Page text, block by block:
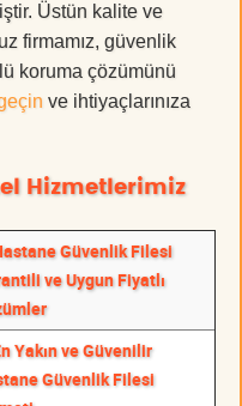
Üstün kalite ve
firmamız, güvenlik
koruma çözümünü
ve ihtiyaçlarınıza
Hizmetlerimiz
Güvenlik Filesi
ve Uygun Fiyatlı
Yakın ve Güvenilir
Güvenlik Filesi